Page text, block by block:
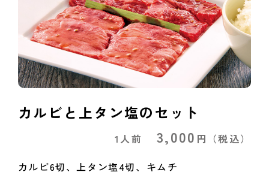
カルビと上タン塩のセット
1人前 3,000 円 （税込）
カルビ6切、上タン塩4切、キムチ